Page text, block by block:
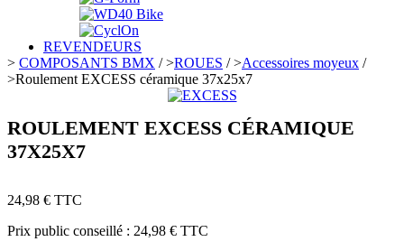
REVENDEURS
> COMPOSANTS BMX />ROUES />Accessoires moyeux /
>Roulement EXCESS céramique 37x25x7
ROULEMENT EXCESS CÉRAMIQUE
37X25X7
24,98 € TTC
Prix public conseillé : 24,98 € TTC